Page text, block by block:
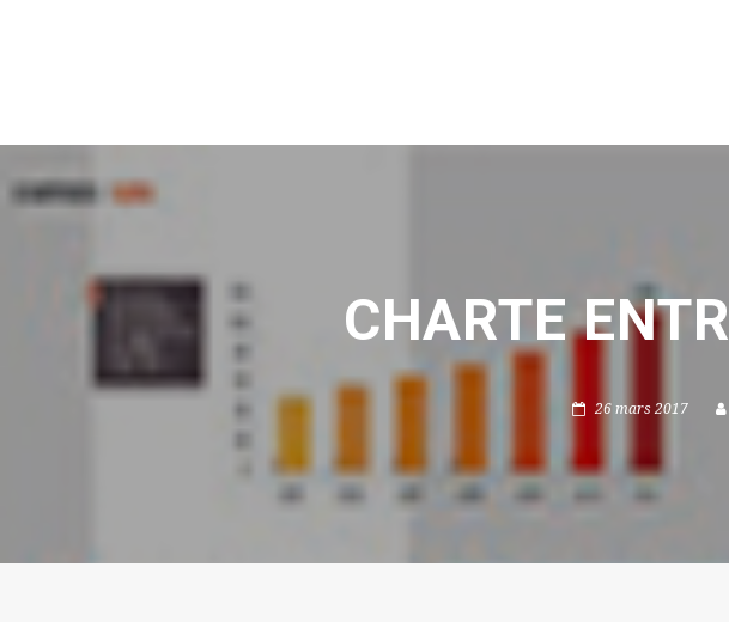
CHARTE
26 mars 2017